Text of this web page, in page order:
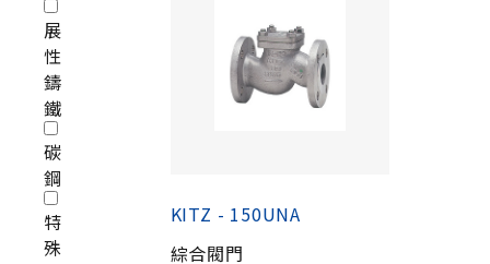
展
性
鑄
鐵
碳
鋼
特
殊
KITZ - 150UNA
綜合閥門